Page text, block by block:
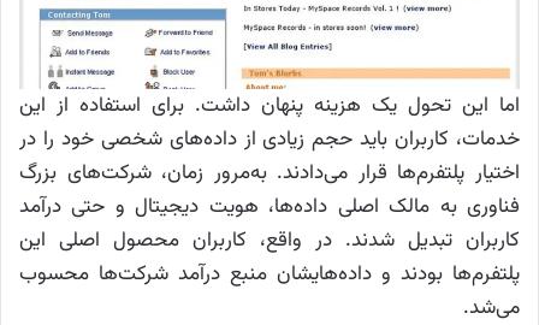
اما این تحول یک هزینه پنهان داشت. برای استفاده از این
خدمات، کاربران باید حجم زیادی از داده‌های شخصی خود را در
اختیار پلتفرم‌ها قرار می‌دادند. به‌مرور زمان، شرکت‌های بزرگ
فناوری به مالک اصلی داده‌ها، هویت دیجیتال و حتی درآمد
کاربران تبدیل شدند. در واقع، کاربران محصول اصلی این
پلتفرم‌ها بودند و داده‌هایشان منبع درآمد شرکت‌ها محسوب
می‌شد.